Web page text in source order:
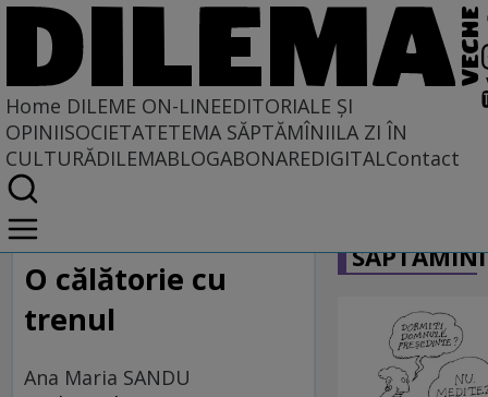
Home DILEME ON-LINEEDITORIALE ȘI
OPINIISOCIETATETEMA SĂPTĂMÎNIILA ZI ÎN
CULTURĂDILEMABLOGABONAREDIGITALContact
Home
Dileme on-line
O călătorie cu
trenul
Ana Maria SANDU